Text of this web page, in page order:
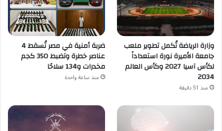
وزارة الرياضة تُكمل تطوير ملعب
جامعة الأميرة نورة استعداداً
لكأس آسيا 2027 وكأس العالم
2034
منذ 51 دقيقة
ضربة أمنية في مصر تُسقط 4
عناصر خطرة وتضبط 350 كجم
مخدرات و134 سلاحًا
منذ ساعة واحدة